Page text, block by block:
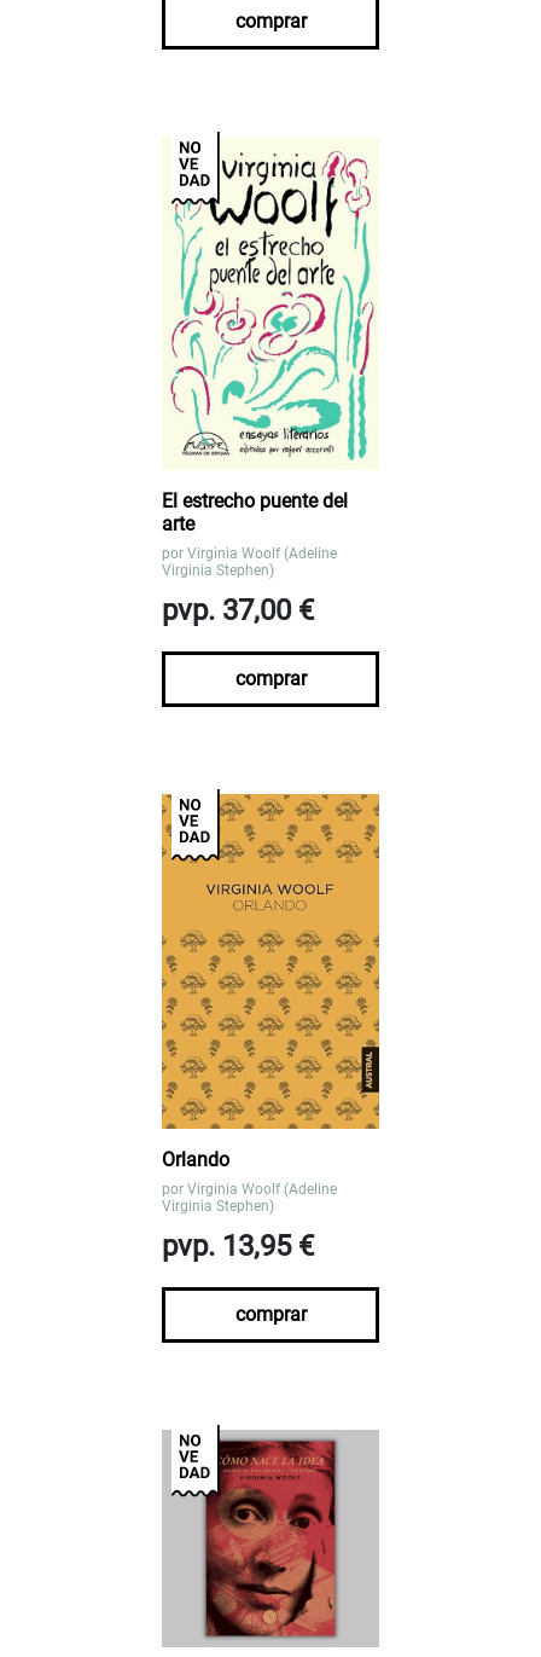
comprar
El estrecho puente del
arte
por Virginia Woolf (Adeline
Virginia Stephen)
pvp. 37,00 €
comprar
Orlando
por Virginia Woolf (Adeline
Virginia Stephen)
pvp. 13,95 €
comprar